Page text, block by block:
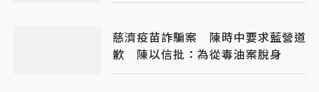
慈濟疫苗詐騙案 陳時中要求藍營道
歉 陳以信批：為從毒油案脫身